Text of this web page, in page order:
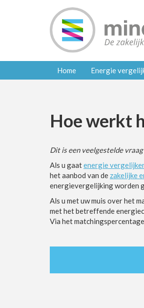
Home Energie
Hoe werkt
Dit is een veelgestelde
Als u gaatenergie
het aanbod van de zakelijke
energievergelijking worden
Als u met uw muis over het
met het betreffende
Via het